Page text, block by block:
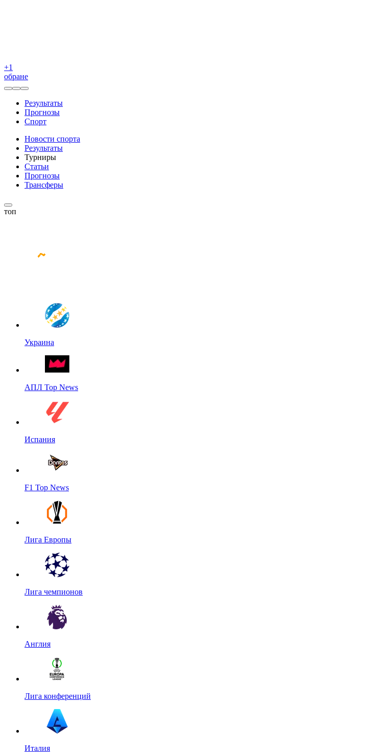
+1
обране
Результаты
Прогнозы
Спорт
Новости спорта
Результаты
Турниры
Статьи
Прогнозы
Трансферы
топ
Украина
АПЛ Top News
Испания
F1 Top News
Лига Европы
Лига чемпионов
Англия
Лига конференций
Италия